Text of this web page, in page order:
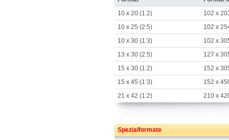
10 x 20 (1:2)
102 x
10 x 25 (2:5)
102 x
10 x 30 (1:3)
102 x
13 x 30 (2:5)
127 x
15 x 30 (1:2)
152 x
15 x 45 (1:3)
152 x
21 x 42 (1:2)
210 x
Spezialformate